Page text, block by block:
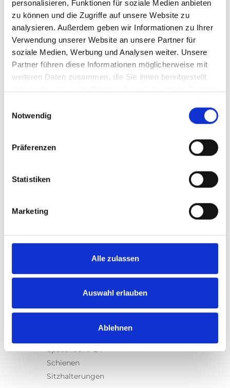
personalisieren, Funktionen für soziale Medien anbieten
zu können und die Zugriffe auf unsere Website zu
analysieren. Außerdem geben wir Informationen zu Ihrer
Verwendung unserer Website an unsere Partner für
soziale Medien, Werbung und Analysen weiter. Unsere
Partner führen diese Informationen möglicherweise mit
weiteren Daten zusammen, die Sie ihnen bereitgestellt
Notwendig
Präferenzen
Statistiken
Marketing
Alle zulassen
Auswahl erlauben
Ablehnen
Einbetten
Unter jedem Video finden Sie einen Code, mit dem Sie das Video
auf Ihrer Webseite einbetten können.
Abonnieren
Abonnieren Sie hier unseren YouTube-Kanal, um sofort
benachrichtigt zu werden, wenn wir ein neues Video hochladen.
Produkte
Turny Evo
Turny Low Vehicle
Rollstuhllifte
Spacefloor® LX
Schienen
Sitzhalterungen